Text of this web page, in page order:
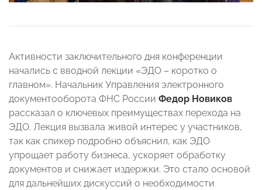
Активности заключительного дня конференции
начались с вводной лекции «ЭДО – коротко о
главном». Начальник Управления электронного
документооборота ФНС России Федор Новиков
рассказал о ключевых преимуществах перехода на
ЭДО. Лекция вызвала живой интерес у участников,
так как спикер подробно объяснил, как ЭДО
упрощает работу бизнеса, ускоряет обработку
документов и снижает издержки. Это стало основой
для дальнейших дискуссий о необходимости